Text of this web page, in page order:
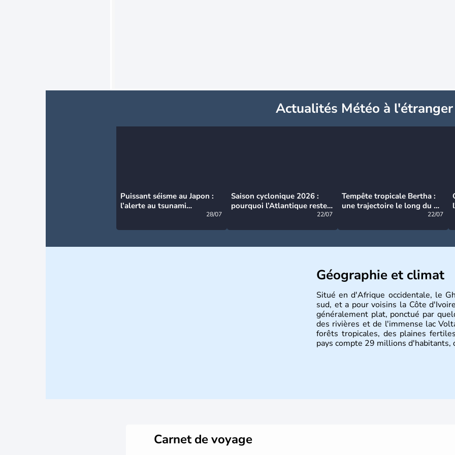
Actualités Météo à l'étranger
Puissant séisme au Japon :
l’alerte au tsunami
28/07
Saison cyclonique 2026 :
pourquoi l’Atlantique reste
22/07
Tempête tropicale Bertha :
une trajectoire le long du du
22/07
Géographie et climat
Situé en d'Afrique occidentale, le
sud, et a pour voisins la Côte
généralement plat, ponctué par
des rivières et de l'immense lac
forêts tropicales, des plaines
pays compte 29 millions d'habitants,
Carnet de voyage